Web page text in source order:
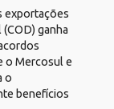
exportações
ganha
o Mercosul e
o
benefícios